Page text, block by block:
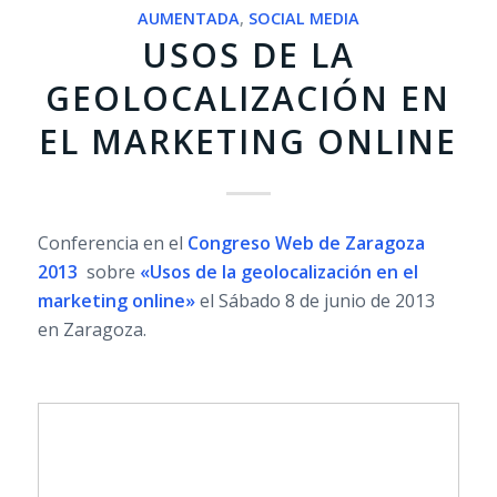
AUMENTADA, SOCIAL MEDIA
USOS DE LA
GEOLOCALIZACIÓN EN
EL MARKETING ONLINE
Conferencia en el Congreso Web de Zaragoza
2013 sobre «Usos de la geolocalización en el
marketing online»el Sábado 8 de junio de 2013
en Zaragoza.